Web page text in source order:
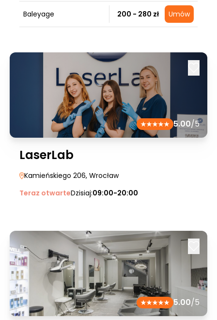
Baleyage 200 - 280 zł Umów
5.00/5
LaserLab
Kamieńskiego 206, Wrocław
Teraz otwarteDzisiaj:09:00-20:00
5.00/5